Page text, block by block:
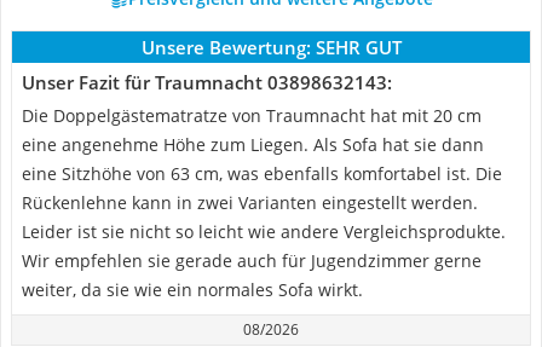
Unsere Bewertung: SEHR GUT
Unser Fazit für Traumnacht 03898632143:
Die Doppelgästematratze von Traumnacht hat mit 20 cm
eine angenehme Höhe zum Liegen. Als Sofa hat sie dann
eine Sitzhöhe von 63 cm, was ebenfalls komfortabel ist. Die
Rückenlehne kann in zwei Varianten eingestellt werden.
Leider ist sie nicht so leicht wie andere Vergleichsprodukte.
Wir empfehlen sie gerade auch für Jugendzimmer gerne
weiter, da sie wie ein normales Sofa wirkt.
08/2026